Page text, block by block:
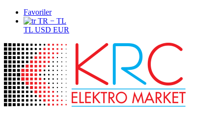
Favoriler
TR − TL
TL USD EUR